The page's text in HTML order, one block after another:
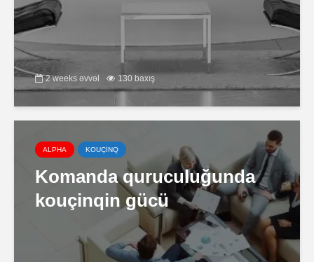
2 weeks əvvəl 130 baxış
ALPHA KOUÇİNQ
Komanda quruculuğunda
kouçinqin gücü